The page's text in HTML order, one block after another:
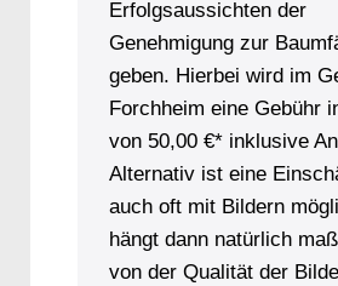
Erfolgsaussichten der
Genehmigung zur
geben. Hierbei wird im
Forchheim eine Gebühr
von 50,00 €* inklusive
Alternativ ist eine
auch oft mit Bildern
hängt dann natürlich
von der Qualität der